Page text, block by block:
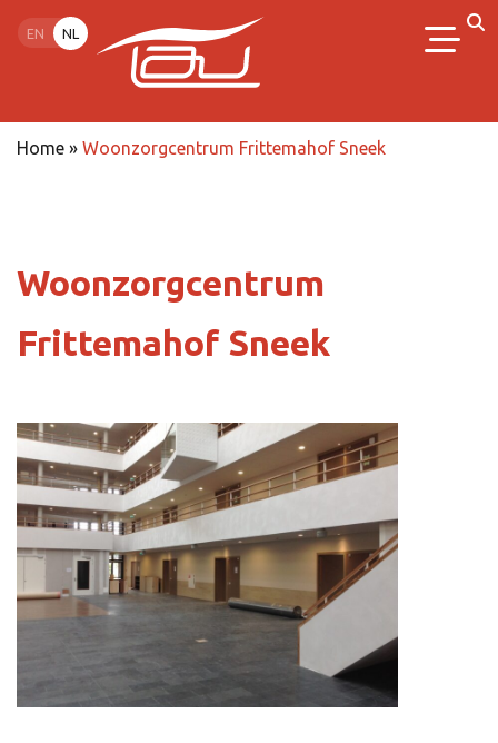
EN NL
Home » Woonzorgcentrum Frittemahof Sneek
Woonzorgcentrum
Frittemahof Sneek